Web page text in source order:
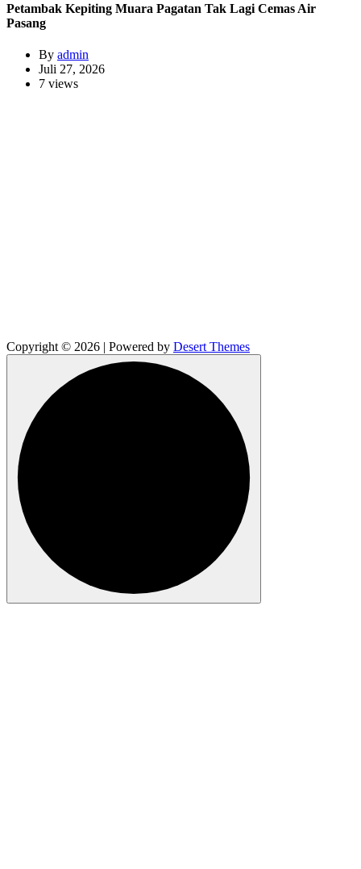
Petambak Kepiting Muara Pagatan Tak Lagi Cemas Air
Pasang
By admin
Juli 27, 2026
7 views
Copyright © 2026 | Powered by Desert Themes